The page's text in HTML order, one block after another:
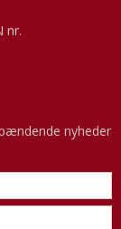
nr.
nyheder